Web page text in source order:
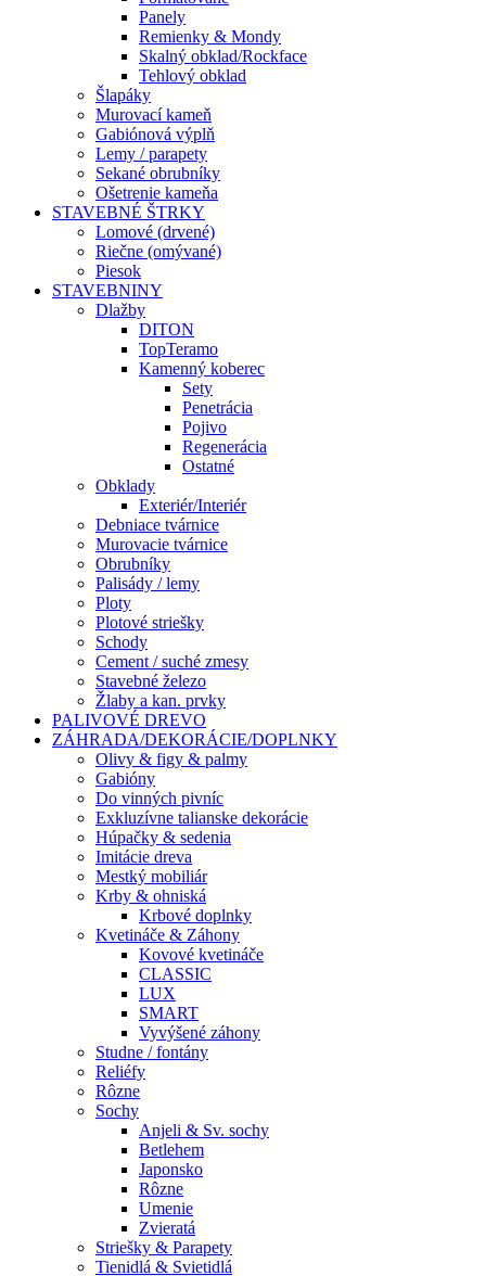
Panely
Remienky & Mondy
Skalný obklad/Rockface
Tehlový obklad
Šlapáky
Murovací kameň
Gabiónová výplň
Lemy / parapety
Sekané obrubníky
Ošetrenie kameňa
STAVEBNÉ ŠTRKY
Lomové (drvené)
Riečne (omývané)
Piesok
STAVEBNINY
Dlažby
DITON
TopTeramo
Kamenný koberec
Sety
Penetrácia
Pojivo
Regenerácia
Ostatné
Obklady
Exteriér/Interiér
Debniace tvárnice
Murovacie tvárnice
Obrubníky
Palisády / lemy
Ploty
Plotové striešky
Schody
Cement / suché zmesy
Stavebné železo
Žlaby a kan. prvky
PALIVOVÉ DREVO
ZÁHRADA/DEKORÁCIE/DOPLNKY
Olivy & figy & palmy
Gabióny
Do vinných pivníc
Exkluzívne talianske dekorácie
Húpačky & sedenia
Imitácie dreva
Mestký mobiliár
Krby & ohniská
Krbové doplnky
Kvetináče & Záhony
Kovové kvetináče
CLASSIC
LUX
SMART
Vyvýšené záhony
Studne / fontány
Reliéfy
Rôzne
Sochy
Anjeli & Sv. sochy
Betlehem
Japonsko
Rôzne
Umenie
Zvieratá
Striešky & Parapety
Tienidlá & Svietidlá